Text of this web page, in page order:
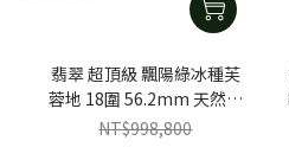
翡翠 超頂級 飄陽綠冰種芙
蓉地 18圍 56.2mm 天然緬
甸A貨翡翠手鐲
NT$998,800